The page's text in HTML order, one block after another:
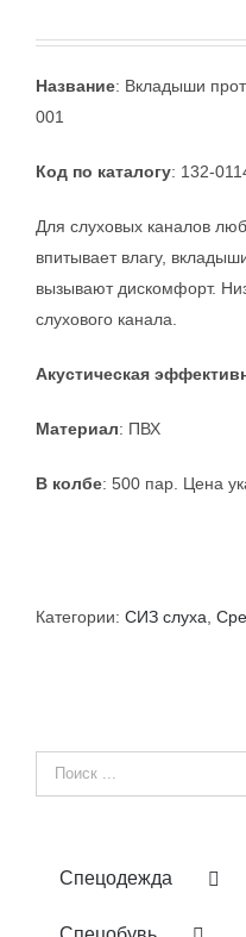
Название: Вкладыши
001
Код по каталогу: 132-
Для слуховых каналов
впитывает влагу,
вызывают дискомфорт.
слухового канала.
Акустическая
Материал: ПВХ
В колбе: 500 пар. Цена
Категории: СИЗ слуха
Результат
поиска:
Спецодежда